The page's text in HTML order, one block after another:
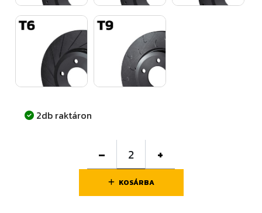
2db raktáron
– +
KOSÁRBA